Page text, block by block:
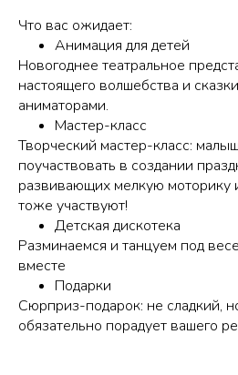
Что вас ожидает:
Анимация для детей
Новогоднее театральное
настоящего волшебства и
аниматорами.
Мастер-класс
Творческий мастер-класс:
поучаствовать в создании
развивающих мелкую
тоже участвуют!
Детская дискотека
Разминаемся и танцуем под
вместе
Подарки
Сюрприз-подарок: не сладкий,
обязательно порадует вашего